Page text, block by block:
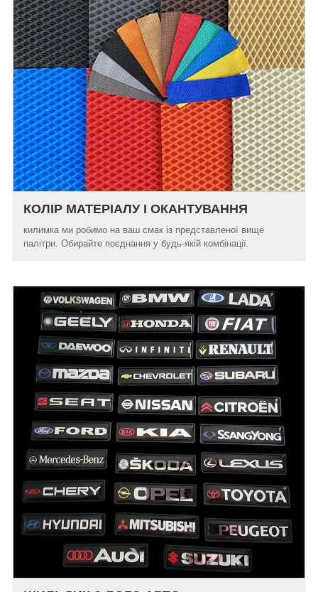
КОЛІР МАТЕРІАЛУ І ОКАНТУВАННЯ
килимка ми робимо на ваш смак із представленої вище
палітри. Обирайте поєднання у будь-якій комбінації.